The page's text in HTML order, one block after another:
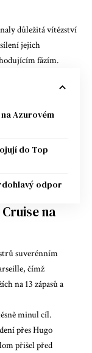
důležitá vítězství
jejich
fázím.
Azurovém
do Top
odpor
na
suverénním
čímž
na 13 zápasů a
minul cíl.
přes Hugo
přišel před